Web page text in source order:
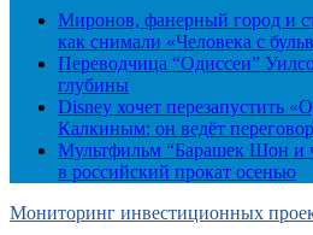
Миронов, фанерный город и
как снимали «Человека с
Переводчица “Одиссеи”
глубины
Disney хочет перезапустить
Калкиным: он ведёт
Мультфильм “Барашек Шон и
в российский прокат осенью
Мониторинг инвестиционных